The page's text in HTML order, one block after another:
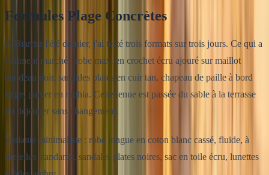
Formules Plage Concrètes
À Biarritz l'été dernier, j'ai testé trois formats sur trois jours. Ce qui a
vraiment marché : robe maxi en crochet écru ajouré sur maillot
bandeau noir, sandales plates en cuir tan, chapeau de paille à bord
large, panier en raphia. Cette tenue est passée du sable à la terrasse
du déjeuner sans changement.
Variante minimaliste : robe longue en coton blanc cassé, fluide, à
bretelles standards, sandales plates noires, sac en toile écru, lunettes